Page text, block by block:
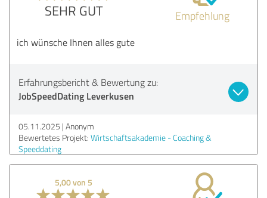
SEHR GUT Empfehlung
ich wünsche Ihnen alles gute
Erfahrungsbericht & Bewertung zu:
JobSpeedDating Leverkusen
05.11.2025 Anonym
Bewertetes Projekt: Wirtschaftsakademie - Coaching &
Speeddating
5,00 von 5